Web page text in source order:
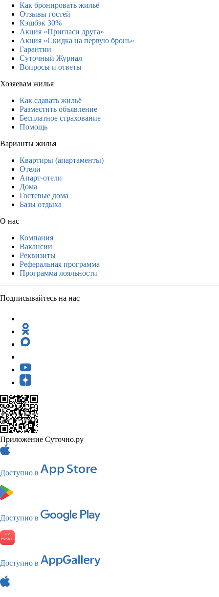
Как бронировать жильё
Отзывы гостей
Кэшбэк 30%
Акция «Пригласи друга»
Акция «Скидка на первую бронь»
Гарантии
Суточный Журнал
Вопросы и ответы
Хозяевам жилья
Как сдавать жильё
Разместить объявление
Бесплатное страхование
Помощь
Варианты жилья
Квартиры (апартаменты)
Отели
Апарт-отели
Дома
Гостевые дома
Базы отдыха
О нас
Компания
Вакансии
Реквизиты
Реферальная программа
Программа лояльности
Подписывайтесь на нас
Приложение Суточно.ру
Доступно в
Доступно в
Доступно в